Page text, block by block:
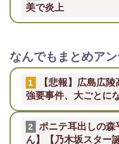
美で炎上
なんでもまとめア
1
【悲報】広島広
強要事件、大ごとに
2
ポニテ耳出しの森
ん】【乃木坂スター